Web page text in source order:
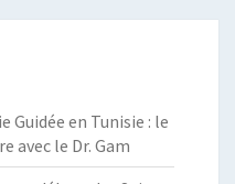
Guidée en Tunisie : le
avec le Dr. Gam